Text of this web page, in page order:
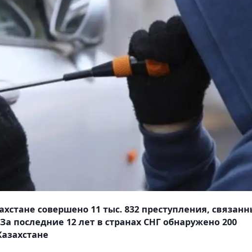
совершено 11 тыс. 832 преступления,
последние 12 лет в странах СНГ обнаружено 200